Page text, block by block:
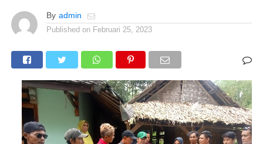
By admin
Published on Februari 25, 2023